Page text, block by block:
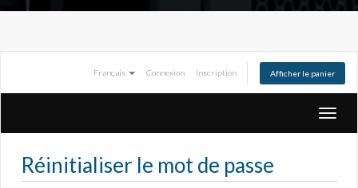
Français Connexion Inscription Afficher le panier
Réinitialiser le mot de passe